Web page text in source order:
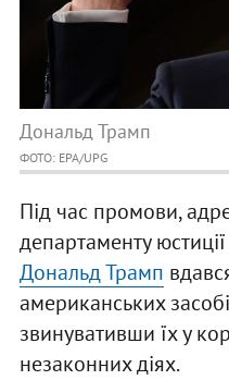
Дональд Трамп
ФОТО: EPA/UPG
Під час промови,
департаменту
Дональд Трамп
американських
звинувативши їх у
незаконних діях.